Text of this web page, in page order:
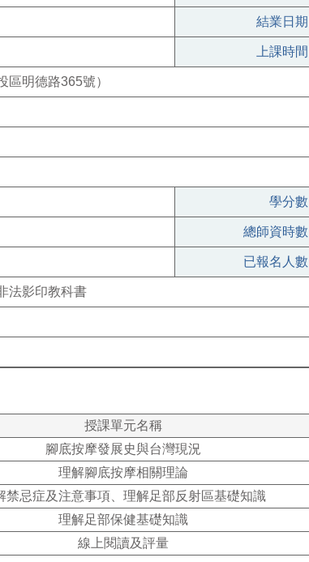
結業日期
上課時間
區明德路365號）
學分數
總師資時數
已報名人數
法影印教科書
授課單元名稱
腳底按摩發展史與台灣現況
理解腳底按摩相關理論
禁忌症及注意事項、理解足部反射區基礎知識
理解足部保健基礎知識
線上閱讀及評量